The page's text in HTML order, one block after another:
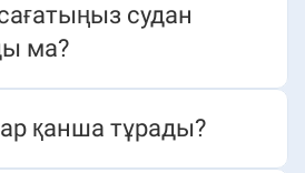
сағатыңыз судан
ма?​​​​
қанша тұрады?​​​​